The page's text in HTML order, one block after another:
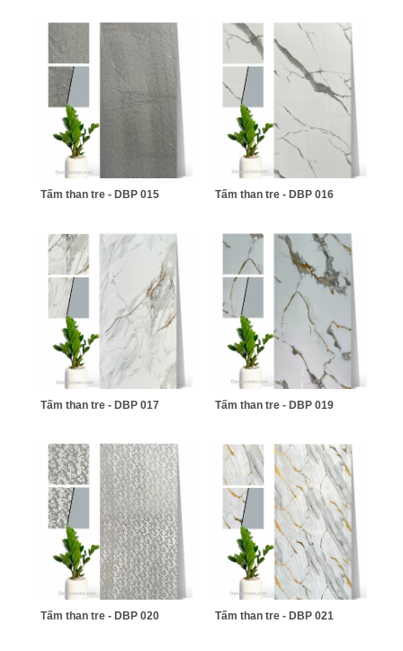
Tấm than tre - DBP 015 Tấm than tre - DBP 016
Tấm than tre - DBP 017 Tấm than tre - DBP 019
Tấm than tre - DBP 020 Tấm than tre - DBP 021